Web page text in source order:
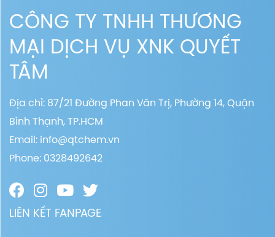
CÔNG TY TNHH THƯƠNG
MẠI DỊCH VỤ XNK QUYẾT
TÂM
Địa chỉ: 87/21 Đường Phan Văn Trị, Phường 14, Quận
Bình Thạnh, TP.HCM
Email: info@qtchem.vn
Phone: 0328492642
LIÊN KẾT FANPAGE